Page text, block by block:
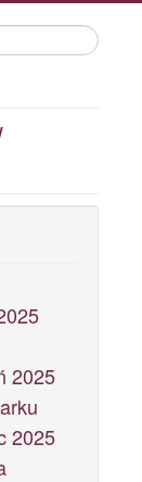
2025
2025